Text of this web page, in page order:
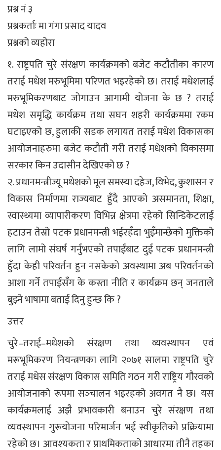
प्रश्न नं ३
प्रश्नकर्ताः मा गंगा प्रसाद यादव
प्रश्नको व्यहोरा
१. राष्ट्रपति चुरे संरक्षण कार्यक्रमको बजेट कटौतीका कारण
तराई मधेश मरुभूमिमा परिणत भइरहेको छ। तराई मधेशलाई
मरुभूमिकरणबाट जोगाउन आगामी योजना के छ ? तराई
मधेश समृद्धि कार्यक्रम तथा सघन शहरी कार्यक्रममा रकम
घटाइएको छ, हुलाकी सडक लगायत तराई मधेश विकासका
आयोजनाहरुमा बजेट कटौती गरी तराई मधेशको विकासमा
सरकार किन उदासीन देखिएको छ ?
२. प्रधानमन्त्रीज्यू मधेशको मूल समस्या दहेज, विभेद, कुशासन र
विकास निर्माणमा राज्यबाट हुँदै आएको असमानता, शिक्षा,
स्वास्थ्यमा व्यापारीकरण विभिन्न क्षेत्रमा रहेको सिन्डिकेटलाई
हटाउन तेस्रो पटक प्रधानमन्त्री भईरहँदा भुइँमान्छेको मुक्तिको
लागि लामो संघर्ष गर्नुभएको तपाईंबाट दुई पटक प्रधानमन्त्री
हुँदा केही परिवर्तन हुन नसकेको अवस्थामा अब परिवर्तनको
आशा गर्ने तपाईंसँग के कस्ता नीति र कार्यक्रम छन् जनताले
बुझ्ने भाषामा बताई दिनु हुन्छ कि ?
उत्तर
चुरे–तराई–मधेशको संरक्षण तथा व्यवस्थापन एवं
मरूभूमिकरण नियन्त्रणका लागि २०७१ सालमा राष्ट्रपति चुरे
तराई मधेस संरक्षण विकास समिति गठन गरी राष्ट्रिय गौरवको
आयोजनाको रूपमा सञ्‍चालन भइरहको अवगत नै छ। यस
कार्यक्रमलाई अझै प्रभावकारी बनाउन चुरे संरक्षण तथा
व्यवस्थापन गुरूयोजना परिमार्जन भई स्वीकृतिको प्रक्रियामा
रहेको छ। आवश्‍यकता र प्राथमिकताको आधारमा तीनै तहका